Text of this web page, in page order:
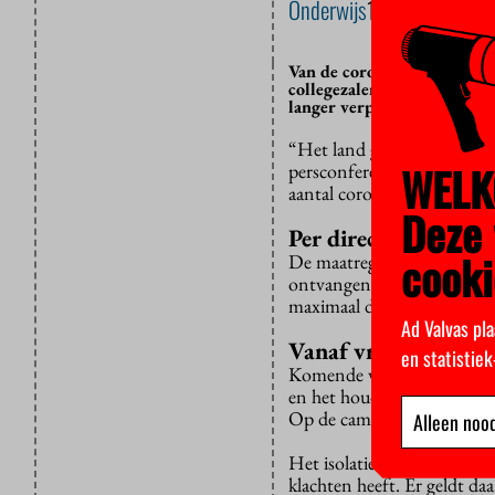
Onderwijs16 FEBRUARI
Van de
collegezalen weer
langer verplicht.
“Het land gaat weer
persconferentie over het
aantal
Per direct
De maatregelen worden in
ontvangen als ze willen.
maximaal de helft van de
Vanaf vrijdag
Komende vrijdag
en het houden van
Op de campus – waar
Het isolatieadvies na een
klachten heeft. Er geldt
Ad Valvas
en
Alleen